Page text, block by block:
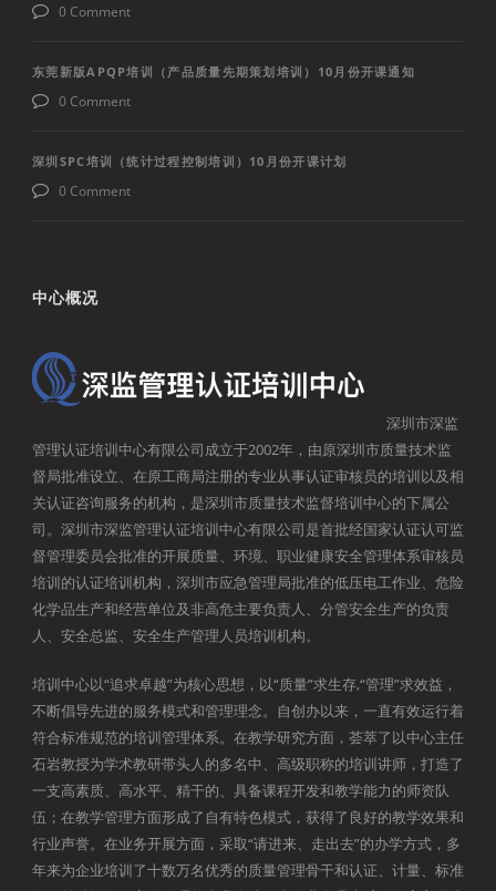
0 Comment
东莞新版APQP培训（产品质量先期策划培训）10月份开课通知
0 Comment
深圳SPC培训（统计过程控制培训）10月份开课计划
0 Comment
中心概况
深圳市深监
管理认证培训中心有限公司成立于2002年，由原深圳市质量技术监
督局批准设立、在原工商局注册的专业从事认证审核员的培训以及相
关认证咨询服务的机构，是深圳市质量技术监督培训中心的下属公
司。深圳市深监管理认证培训中心有限公司是首批经国家认证认可监
督管理委员会批准的开展质量、环境、职业健康安全管理体系审核员
培训的认证培训机构，深圳市应急管理局批准的低压电工作业、危险
化学品生产和经营单位及非高危主要负责人、分管安全生产的负责
人、安全总监、安全生产管理人员培训机构。
培训中心以“追求卓越”为核心思想，以“质量”求生存,“管理”求效益，
不断倡导先进的服务模式和管理理念。自创办以来，一直有效运行着
符合标准规范的培训管理体系。在教学研究方面，荟萃了以中心主任
石岩教授为学术教研带头人的多名中、高级职称的培训讲师，打造了
一支高素质、高水平、精干的、具备课程开发和教学能力的师资队
伍；在教学管理方面形成了自有特色模式，获得了良好的教学效果和
行业声誉。在业务开展方面，采取“请进来、走出去”的办学方式，多
年来为企业培训了十数万名优秀的质量管理骨干和认证、计量、标准